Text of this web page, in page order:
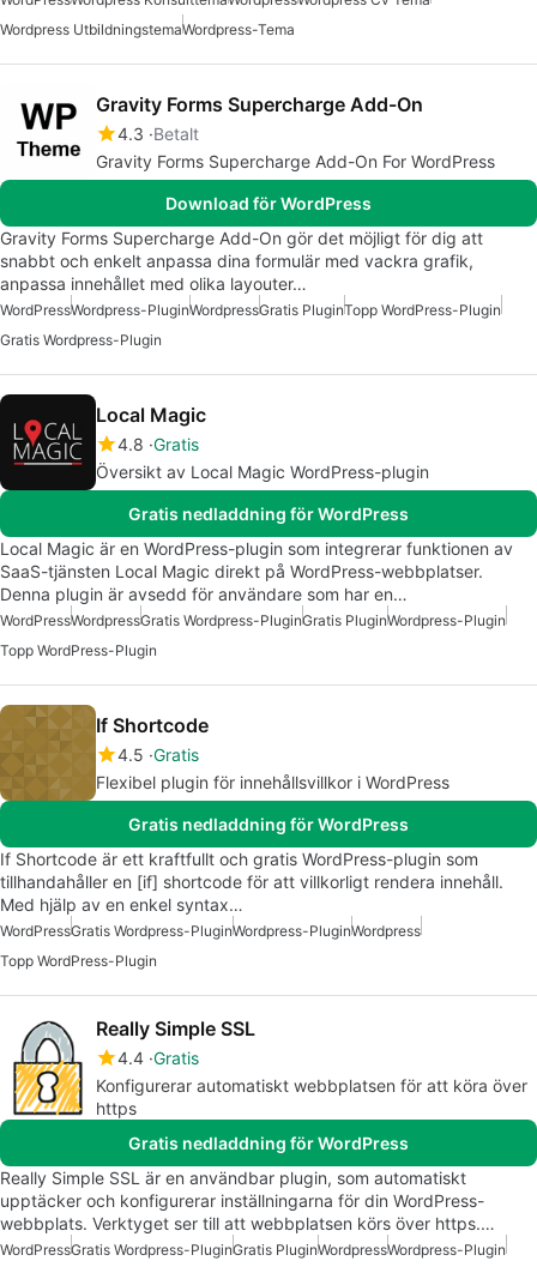
Wordpress UtbildningstemaWordpress-Tema
Gravity Forms Supercharge Add-On
4.3 Betalt
Gravity Forms Supercharge Add-On For WordPress
Download för WordPress
Gravity Forms Supercharge Add-On gör det möjligt för dig att
snabbt och enkelt anpassa dina formulär med vackra grafik,
anpassa innehållet med olika layouter…
WordPressWordpress-PluginWordpressGratis PluginTopp WordPress-Plugin
Gratis Wordpress-Plugin
Local Magic
4.8 Gratis
Översikt av Local Magic WordPress-plugin
Gratis nedladdning för WordPress
Local Magic är en WordPress-plugin som integrerar funktionen av
SaaS-tjänsten Local Magic direkt på WordPress-webbplatser.
Denna plugin är avsedd för användare som har en…
WordPressWordpressGratis Wordpress-PluginGratis PluginWordpress-Plugin
Topp WordPress-Plugin
If Shortcode
4.5 Gratis
Flexibel plugin för innehållsvillkor i WordPress
Gratis nedladdning för WordPress
If Shortcode är ett kraftfullt och gratis WordPress-plugin som
tillhandahåller en [if] shortcode för att villkorligt rendera innehåll.
Med hjälp av en enkel syntax…
WordPressGratis Wordpress-PluginWordpress-PluginWordpress
Topp WordPress-Plugin
Really Simple SSL
4.4 Gratis
Konfigurerar automatiskt webbplatsen för att köra över
https
Gratis nedladdning för WordPress
Really Simple SSL är en användbar plugin, som automatiskt
upptäcker och konfigurerar inställningarna för din WordPress-
webbplats. Verktyget ser till att webbplatsen körs över https.…
WordPressGratis Wordpress-PluginGratis PluginWordpressWordpress-Plugin